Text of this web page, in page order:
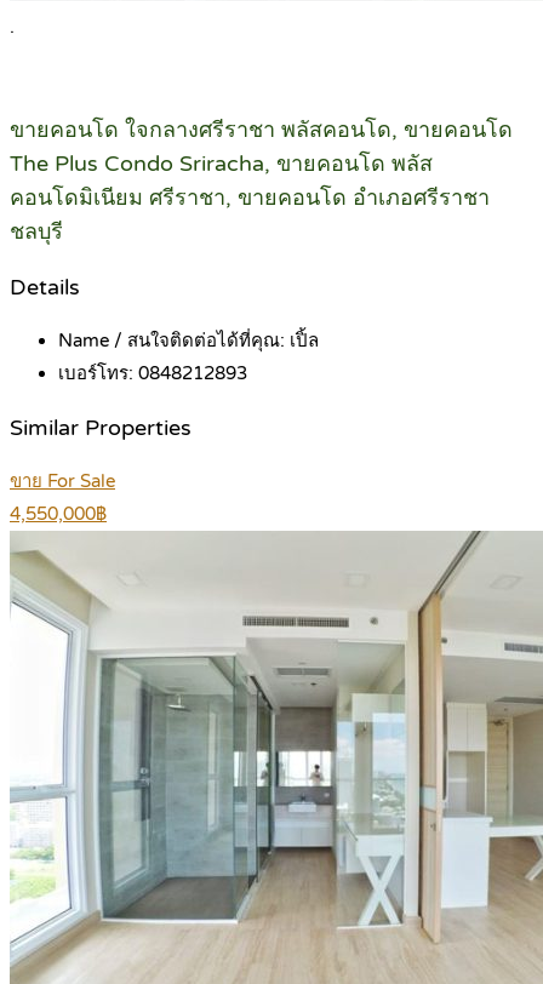
.
ขายคอนโด ใจกลางศรีราชา พลัสคอนโด, ขายคอนโด
The Plus Condo Sriracha, ขายคอนโด พลัส
คอนโดมิเนียม ศรีราชา, ขายคอนโด อำเภอศรีราชา
ชลบุรี
Details
Name / สนใจติดต่อได้ที่คุณ: เปิ้ล
เบอร์โทร: 0848212893
Similar Properties
ขาย For Sale
4,550,000฿